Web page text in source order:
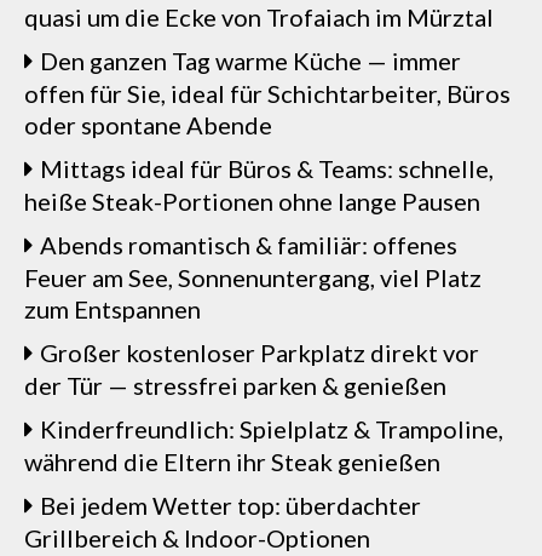
quasi um die Ecke von Trofaiach im Mürztal
Den ganzen Tag warme Küche — immer
offen für Sie, ideal für Schichtarbeiter, Büros
oder spontane Abende
Mittags ideal für Büros & Teams: schnelle,
heiße Steak-Portionen ohne lange Pausen
Abends romantisch & familiär: offenes
Feuer am See, Sonnenuntergang, viel Platz
zum Entspannen
Großer kostenloser Parkplatz direkt vor
der Tür — stressfrei parken & genießen
Kinderfreundlich: Spielplatz & Trampoline,
während die Eltern ihr Steak genießen
Bei jedem Wetter top: überdachter
Grillbereich & Indoor-Optionen